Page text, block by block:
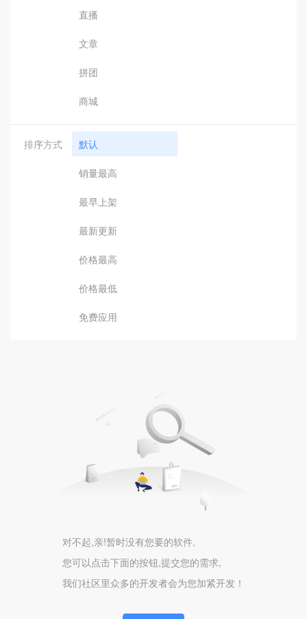
直播
文章
拼团
商城
排序方式 默认
销量最高
最早上架
最新更新
价格最高
价格最低
免费应用
对不起,亲!暂时没有您要的软件,
您可以点击下面的按钮,提交您的需求,
我们社区里众多的开发者会为您加紧开发！